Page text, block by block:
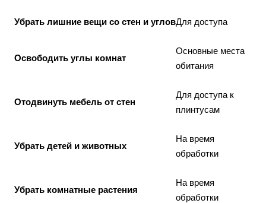
Убрать лишние вещи со стен и угловДля доступа
Освободить углы комнат
Основные места
обитания
Отодвинуть мебель от стен
Для доступа к
плинтусам
Убрать детей и животных
На время
обработки
Убрать комнатные растения
На время
обработки